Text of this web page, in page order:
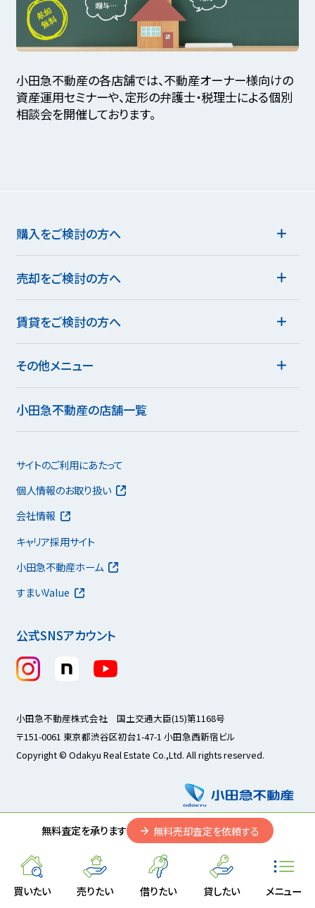
買いたい 売りたい 借りたい 貸したい メニュー
小田急不動産の各店舗では、不動産オーナー様向けの
資産運用セミナーや、定形の弁護士・税理士による個別
相談会を開催しております。
無料査定を承ります 無料売却査定を依頼する
購入をご検討の方へ
売却をご検討の方へ
賃貸をご検討の方へ
その他メニュー
小田急不動産の店舗一覧
公式SNSアカウント
サイトのご利用にあたって
個人情報のお取り扱い
会社情報
キャリア採用サイト
小田急不動産ホーム
すまいValue
小田急不動産株式会社 国土交通大臣(15)第1168号
〒151-0061 東京都渋谷区初台1-47-1 小田急西新宿ビル
Copyright © Odakyu Real Estate Co.,Ltd. All rights reserved.